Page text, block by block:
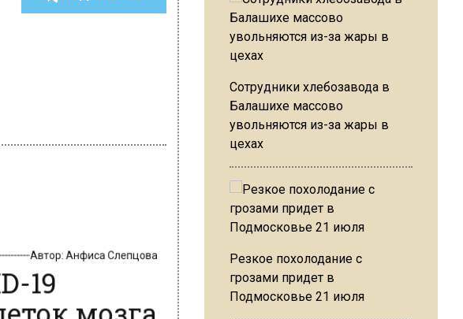
19
мозга
Сотрудники хлебозавода в
Балашихе массово
увольняются из-за жары в
цехах
Резкое похолодание с
грозами придет в
Подмосковье 21 июля